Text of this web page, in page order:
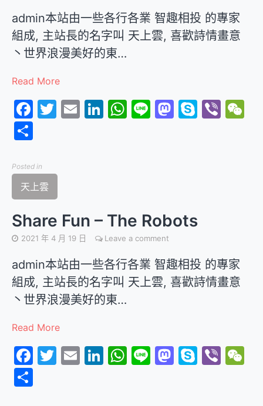
admin本站由一些各行各業 智趣相投 的專家
組成, 主站長的名字叫 天上雲, 喜歡詩情畫意
丶世界浪漫美好的東…
Read More
Facebook
Twitter
EmailLinkedIn
WhatsApp
LineMastodon
Skype
Posted in
天上雲
Share Fun – The Robots
2021 年 4 月 19 日 Leave a comment
admin本站由一些各行各業 智趣相投 的專家
組成, 主站長的名字叫 天上雲, 喜歡詩情畫意
丶世界浪漫美好的東…
Read More
Facebook
Twitter
EmailLinkedIn
WhatsApp
LineMastodon
Skype